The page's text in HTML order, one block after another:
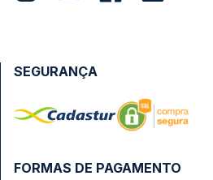
FORMAS DE PAGAMENTO
SEGURANÇA